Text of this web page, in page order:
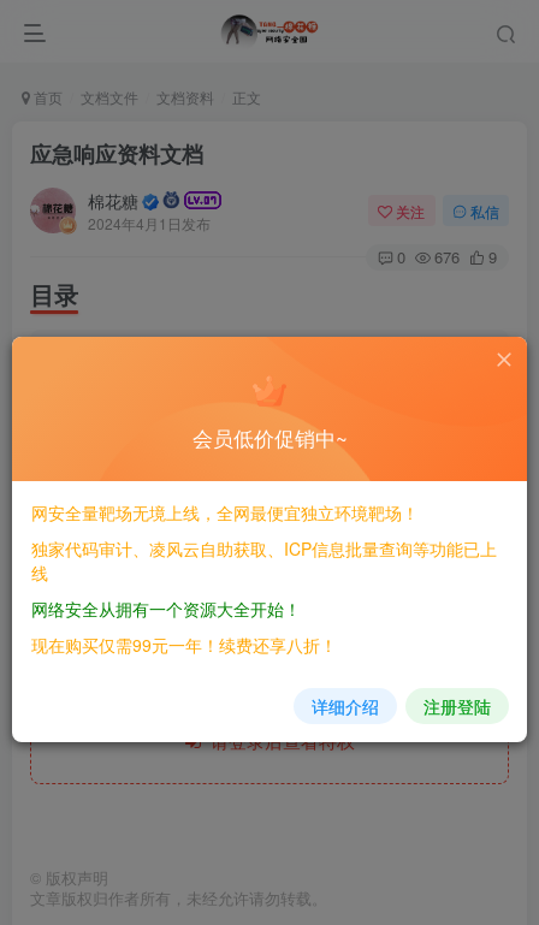
首页 文档文件 文档资料 正文
应急响应资料文档
棉花糖
2024年4月1日发布
关注 私信
0 676 9
目录
|-- Linux 应急响应手册v1.
|-- 公众号：棉花糖网络安全圈
|-- 应急响应 网络安全的预防、发现、处置和恢复.pdf
|-- 应急响应下的常用命令集合.docx
|-- 应急响应实战笔记.pdf
|-- 应急预案合集.zip
|-- 攻击应急溯源的一些常见思路.pdf
网盘链接
此处内容已隐藏，糖心会员可见
请登录后查看特权
© 版权声明
文章版权归作者所有，未经允许请勿转载。
会员低价促销中~
网安全量靶场无境上线，全网最便宜独立环境靶场！
独家代码审计、凌风云自助获取、ICP信息批量查询等功能已上
线
网络安全从拥有一个资源大全开始！
现在购买仅需99元一年！续费还享八折！
详细介绍 注册登陆